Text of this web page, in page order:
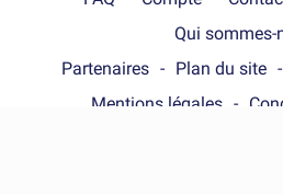
Qui sommes-
Partenaires
Plan du site
Mentions légales